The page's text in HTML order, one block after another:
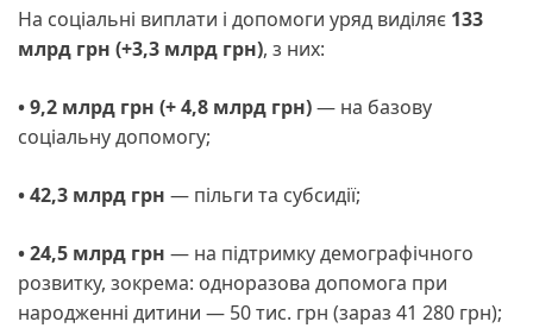
На соціальні виплати і допомоги уряд виділяє 133
млрд грн (+3,3 млрд грн), з них:
• 9,2 млрд грн (+ 4,8 млрд грн)— на базову
соціальну допомогу;
• 42,3 млрд грн — пільги та субсидії;
• 24,5 млрд грн — на підтримку демографічного
розвитку, зокрема: одноразова допомога при
народженні дитини — 50 тис. грн (зараз 41 280 грн);